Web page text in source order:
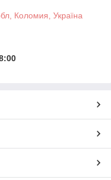
Коломия, Україна